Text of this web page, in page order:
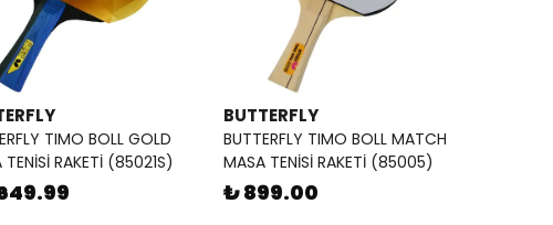
TIMO BOLL GOLD
TENİSİ RAKETİ (85021S)
BUTTERFLY
BUTTERFLY TIMO BOLL MATCH
MASA TENİSİ RAKETİ (85005)
₺ 899.00